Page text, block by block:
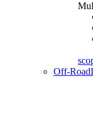
Off-Road